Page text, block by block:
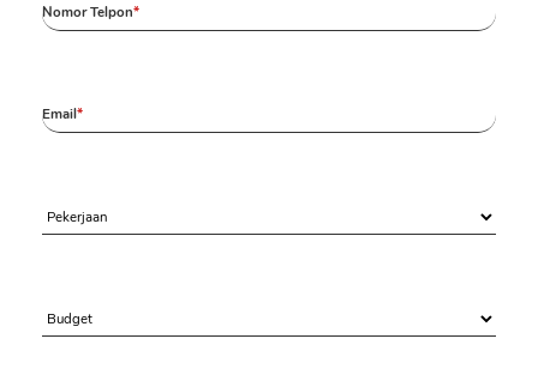
Nomor Telpon
Email